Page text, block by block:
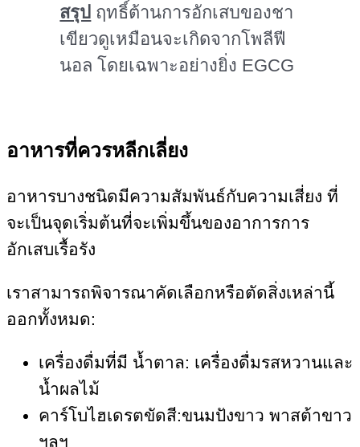
สรุป ฤทธิ์ต้านการอักเสบของชา
เขียวดูเหมือนจะเกิดจากโพลีฟี
นอล โดยเฉพาะอย่างยิ่ง EGCG
อาหารที่ควรหลีกเลี่ยง
อาหารบางชนิดมีความสัมพันธ์กับความเสี่ยง ที่
จะเป็นจุดเริ่มต้นที่จะเพิ่มขึ้นของอาการการ
อักเสบเรื้อรัง
เราสามารถพิจารณาคัดเลือกหรือตัดสิ่งเหล่านี้
ออกทั้งหมด:
เครื่องดื่มที่มี น้ำตาล: เครื่องดื่มรสหวานและ
น้ำผลไม้
คาร์โบไฮเดรตขัดสี:ขนมปังขาว พาสต้าขาว
ฯลฯ